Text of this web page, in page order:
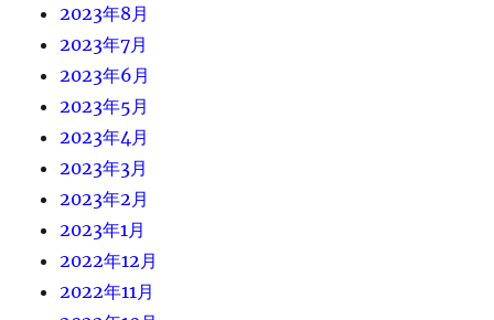
2023年8月
2023年7月
2023年6月
2023年5月
2023年4月
2023年3月
2023年2月
2023年1月
2022年12月
2022年11月